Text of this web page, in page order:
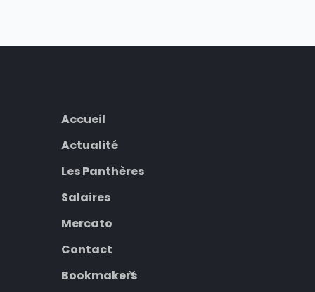
Accueil
Actualité
Les Panthères
Salaires
Mercato
Contact
Bookmakers